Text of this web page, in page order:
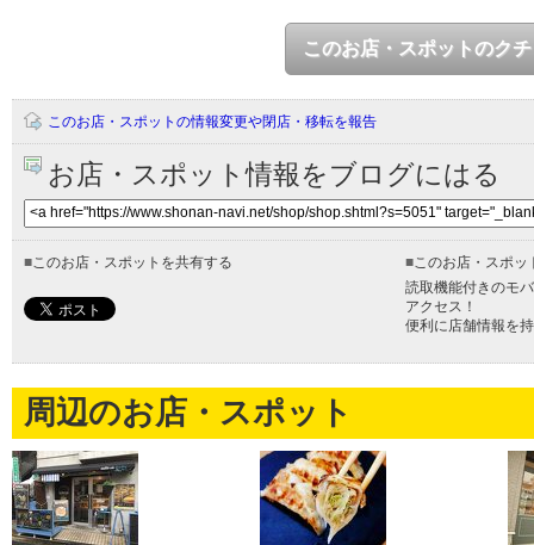
このお店・スポットのク
このお店・スポットの情報変更や閉店・移転を報告
お店・スポット情報をブログにはる
■ このお店・スポットを共有する ■ このお店・スポ
読取機能付きのモ
アクセス！
便利に店舗情報を
周辺のお店・スポット